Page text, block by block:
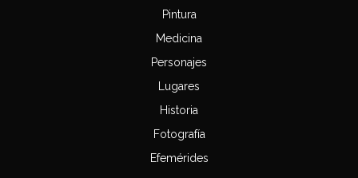
Pintura
Medicina
Personajes
Lugares
Historia
Fotografía
Efemérides